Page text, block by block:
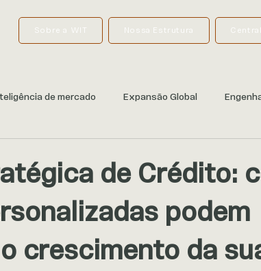
Sobre a WIT Nossa Estrutura
de mercado Expansão Global
de Crédito:
podem
crescimento da